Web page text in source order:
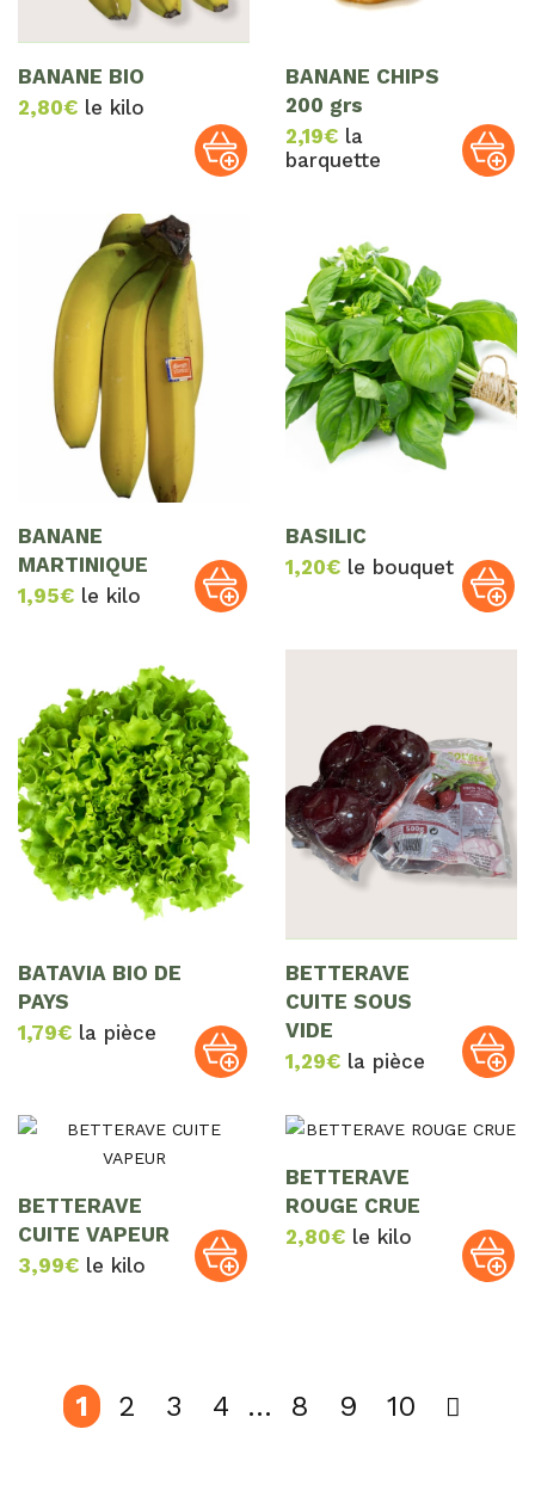
BANANE BIO
2,80€ le kilo
BANANE CHIPS
200 grs
2,19€ la
barquette
BANANE
MARTINIQUE
1,95€ le kilo
BASILIC
1,20€ le bouquet
BATAVIA BIO DE
PAYS
1,79€ la pièce
BETTERAVE
CUITE SOUS
VIDE
1,29€ la pièce
BETTERAVE
CUITE VAPEUR
3,99€ le kilo
BETTERAVE
ROUGE CRUE
2,80€ le kilo
1 2 3 4 … 8 9 10